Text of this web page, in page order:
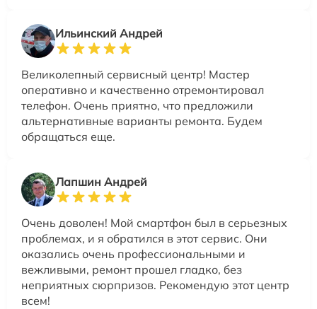
Ильинский Андрей
Великолепный сервисный центр! Мастер
оперативно и качественно отремонтировал
телефон. Очень приятно, что предложили
альтернативные варианты ремонта. Будем
обращаться еще.
Лапшин Андрей
Очень доволен! Мой смартфон был в серьезных
проблемах, и я обратился в этот сервис. Они
оказались очень профессиональными и
вежливыми, ремонт прошел гладко, без
неприятных сюрпризов. Рекомендую этот центр
всем!